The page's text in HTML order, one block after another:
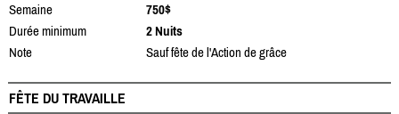
Semaine
750$
Durée minimum
2 Nuits
Note
Sauf fête de l'Action de grâce
FÊTE DU TRAVAILLE